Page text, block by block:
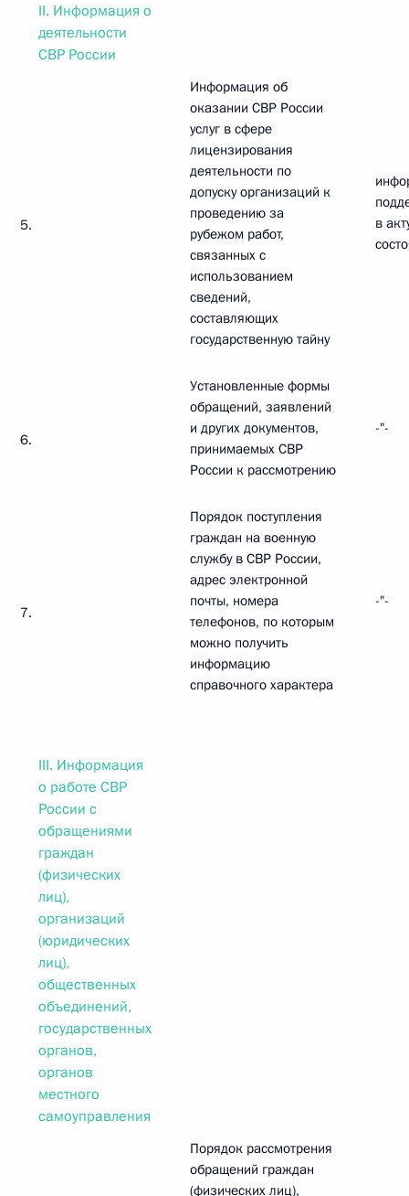
II. Информация о
деятельности
СВР России
5.
Информация об
оказании СВР России
услуг в сфере
лицензирования
деятельности по
допуску организаций к
проведению за
рубежом работ,
связанных с
использованием
сведений,
составляющих
государственную тайну
в
6.
Установленные формы
обращений, заявлений
и других документов,
принимаемых СВР
России к рассмотрению
-"-
7.
Порядок поступления
граждан на военную
службу в СВР России,
адрес электронной
почты, номера
телефонов, по которым
можно получить
информацию
справочного характера
-"-
III. Информация
о работе СВР
России с
обращениями
граждан
(физических
лиц),
организаций
(юридических
лиц),
общественных
объединений,
государственных
органов,
органов
местного
самоуправления
Порядок рассмотрения
обращений граждан
(физических лиц),